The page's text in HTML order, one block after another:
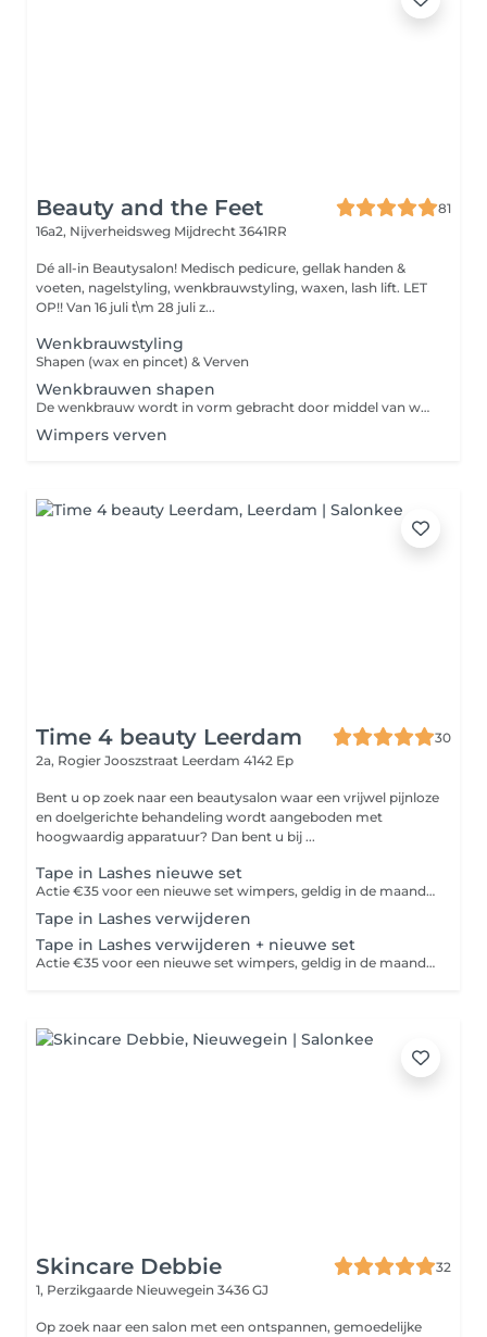
Beauty and the Feet
81
16a2, Nijverheidsweg Mijdrecht 3641RR
Dé all-in Beautysalon! Medisch pedicure, gellak handen &
voeten, nagelstyling, wenkbrauwstyling, waxen, lash lift. LET
OP!! Van 16 juli t\m 28 juli z...
Wenkbrauwstyling
Shapen (wax en pincet) & Verven
Wenkbrauwen shapen
De wenkbrauw wordt in vorm gebracht door middel van wax en epileren. Voor de strakke wenkbrauwen zonder verf!
Wimpers verven
Time 4 beauty Leerdam
30
2a, Rogier Jooszstraat Leerdam 4142 Ep
Bent u op zoek naar een beautysalon waar een vrijwel pijnloze
en doelgerichte behandeling wordt aangeboden met
hoogwaardig apparatuur? Dan bent u bij ...
Tape in Lashes nieuwe set
Actie €35 voor een nieuwe set wimpers, geldig in de maand december.
Tape in Lashes verwijderen
Tape in Lashes verwijderen + nieuwe set
Actie €35 voor een nieuwe set wimpers, geldig in de maand december.
Skincare Debbie
32
1, Perzikgaarde Nieuwegein 3436 GJ
Op zoek naar een salon met een ontspannen, gemoedelijke